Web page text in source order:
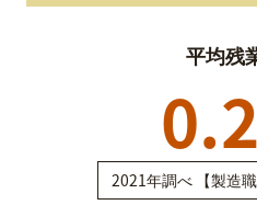
平均残
0.2
2021年調べ 【製造